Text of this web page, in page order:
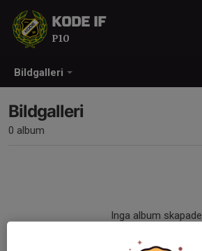
Bildgalleri
KODE IF
P10
Bildgalleri
0 album
Inga album skapade